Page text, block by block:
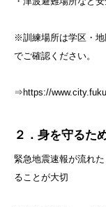
※訓練場所は学区・
でご確認ください。
⇒https://
２．身を守るた
緊急地震速報が流れ
ることが大切